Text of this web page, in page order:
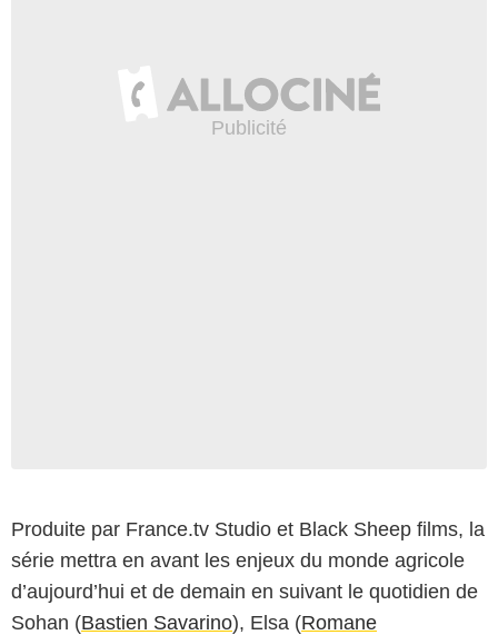
Produite par France.tv Studio et Black Sheep films, la
série mettra en avant les enjeux du monde agricole
d’aujourd’hui et de demain en suivant le quotidien de
Sohan (Bastien Savarino), Elsa (Romane